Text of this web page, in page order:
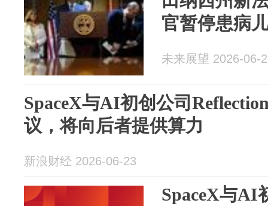
官暂停患病
未来展望 2026-06-
SpaceX与AI初创公司
议，将向后者提供算力
新浪财经 2026-06-23
SpaceX与AI